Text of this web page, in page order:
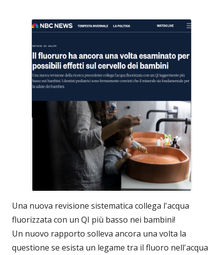
Una nuova revisione sistematica collega l'acqua
fluorizzata con un QI più basso nei bambini!
Un nuovo rapporto solleva ancora una volta la
questione se esista un legame tra il fluoro nell'acqua